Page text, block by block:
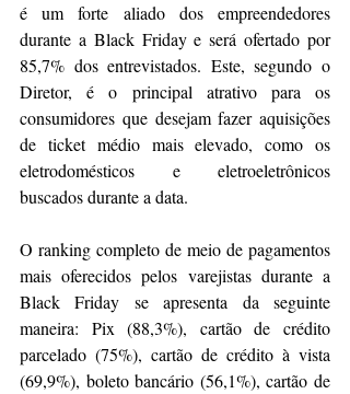
é um forte aliado dos empreendedores
durante a Black Friday e será ofertado por
85,7% dos entrevistados. Este, segundo o
Diretor, é o principal atrativo para os
consumidores que desejam fazer aquisições
de ticket médio mais elevado, como os
eletrodomésticos e eletroeletrônicos
buscados durante a data.
O ranking completo de meio de pagamentos
mais oferecidos pelos varejistas durante a
Black Friday se apresenta da seguinte
maneira: Pix (88,3%), cartão de crédito
parcelado (75%), cartão de crédito à vista
(69,9%), boleto bancário (56,1%), cartão de